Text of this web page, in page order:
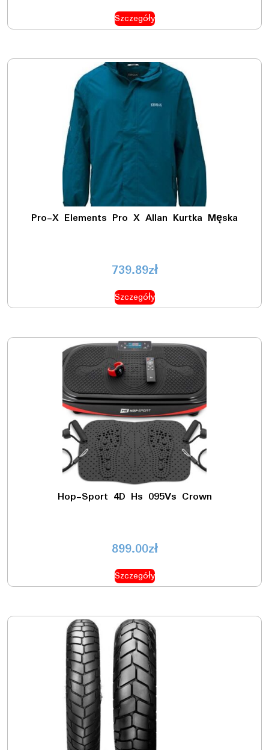
Szczegóły
Pro-X Elements Pro X Allan Kurtka Męska
739.89zł
Szczegóły
Hop-Sport 4D Hs 095Vs Crown
899.00zł
Szczegóły